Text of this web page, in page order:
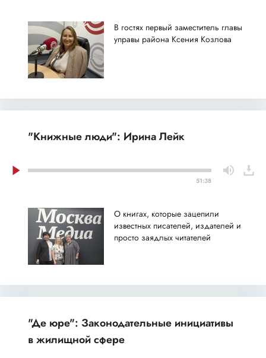
В гостях первый заместитель главы
управы района Ксения Козлова
"Книжные люди": Ирина Лейк
51:38
О книгах, которые зацепили
известных писателей, издателей и
просто заядлых читателей
"Де юре": Законодательные инициативы
в жилищной сфере